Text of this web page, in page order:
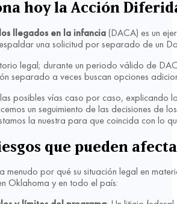
hoy la Acción
llegados en la infancia(DACA) es un
una solicitud por separado de un
legal; durante un periodo válido de
separado a veces buscan opciones
posibles vías caso por caso, explicando
un seguimiento de las decisiones de
la nuestra para que coincida con lo
que pueden
menudo por qué su situación legal en
Oklahoma y en todo el país: